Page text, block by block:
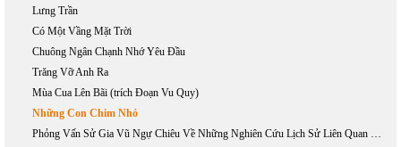
Lưng Trần
Có Một Vầng Mặt Trời
Chuông Ngân Chạnh Nhớ Yêu Đầu
Trăng Vỡ Anh Ra
Mùa Cua Lên Bãi (trích Đoạn Vu Quy)
Những Con Chim Nhỏ
Phỏng Vấn Sử Gia Vũ Ngự Chiêu Về Những Nghiên Cứu Lịch Sử Liên Quan Đến Hồ Chí Minh